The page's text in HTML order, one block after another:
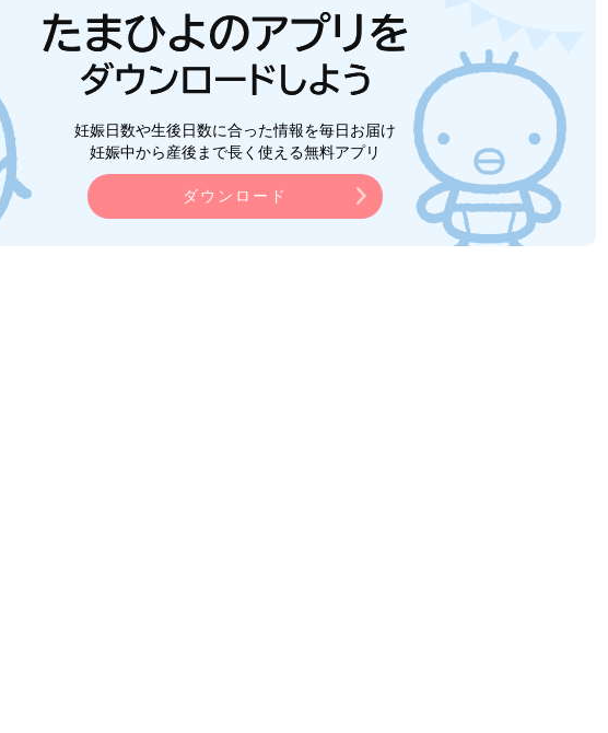
妊娠日数や生後日数に合った情報を毎日お届け
妊娠中から産後まで長く使える無料アプリ
ダウンロード